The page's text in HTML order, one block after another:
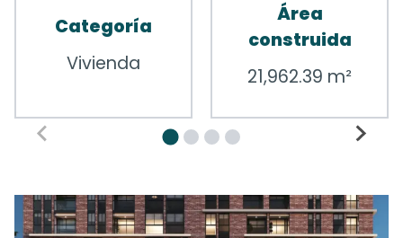
Categoría
Vivienda
Área
construida
21,962.39 m²